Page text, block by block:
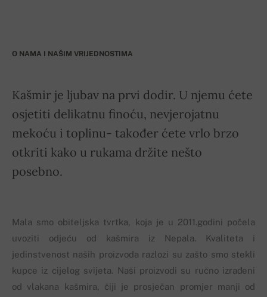
O NAMA I NAŠIM VRIJEDNOSTIMA
Kašmir je ljubav na prvi dodir. U njemu ćete
osjetiti delikatnu finoću, nevjerojatnu
mekoću i toplinu- također ćete vrlo brzo
otkriti kako u rukama držite nešto
posebno.
Mala smo obiteljska tvrtka, koja je u 2011.godini počela
uvoziti odjeću od kašmira iz Nepala. Kvaliteta i
jedinstvenost naših proizvoda razlozi su zašto smo stekli
kupce iz cijelog svijeta. Naši proizvodi su ručno izrađeni
od vlakana kašmira, čiji je prosječan promjer manji od